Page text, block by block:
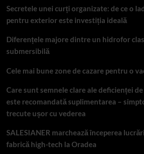
Secretele unei curți organizate: de ce o
pentru exterior este investiția ideală
Diferențele majore dintre un hidrofor
submersibilă
Cele mai bune zone de cazare pentru o
Care sunt semnele clare ale deficienței
este recomandată suplimentarea –
trecute ușor cu vederea
SALESIANER marchează începerea
fabrică high-tech la Oradea